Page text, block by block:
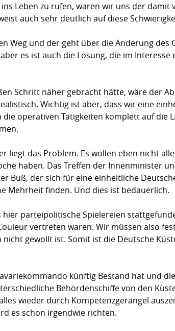
Leben zu rufen, waren wir uns der damit
auch sehr deutlich auf diese
Weg und der geht über die Änderung des
es ist auch die Lösung, die im
Schritt näher gebracht hätte, wäre der
Wichtig ist aber, dass wir eine
operativen Tätigkeiten komplett auf die
liegt das Problem. Es wollen eben nicht
haben. Das Treffen der Innenminister
Buß, der sich für eine einheitliche
Mehrheit finden. Und dies ist bedauerlich.
parteipolitische Spielereien
vertreten waren. Wir müssen also
gewollt ist. Somit ist die Deutsche
künftig Bestand hat und
Behördenschiffe von den
wieder durch Kompetenzgerangel
es schon irgendwie richten.